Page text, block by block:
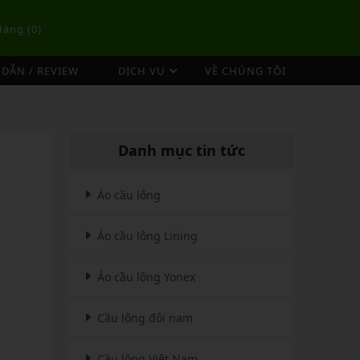
(0)
Túi Cầu Lông Lining
Túi Cầu Lông Victor
Túi Cầu Lông Apavi
MÁY ĐAN
/ REVIEW
DỊCH VỤ
VỀ CHÚNG TÔI
Danh mục tin tức
Áo cầu lông
Áo cầu lông Lining
Áo cầu lông Yonex
Cầu lông đôi nam